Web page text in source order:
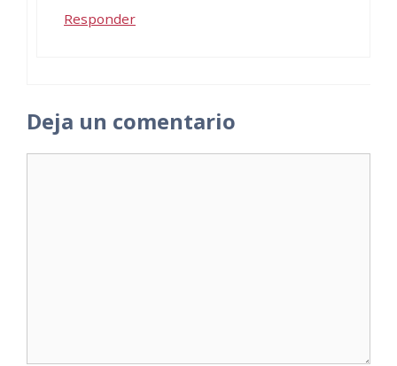
Responder
Deja un comentario